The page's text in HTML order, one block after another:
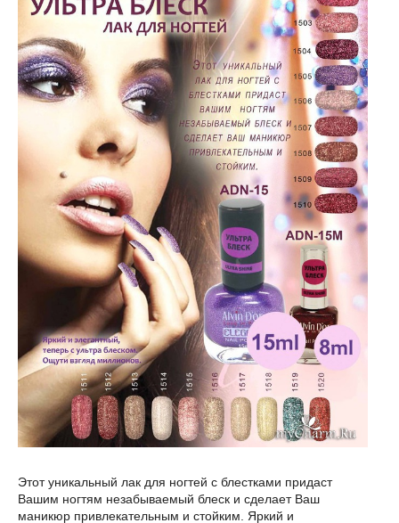
Этот уникальный лак для ногтей с блестками придаст
Вашим ногтям незабываемый блеск и сделает Ваш
маникюр привлекательным и стойким. Яркий и